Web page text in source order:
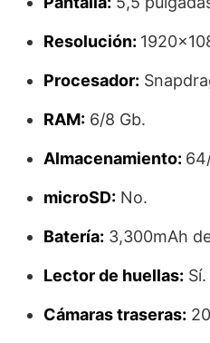
Resolución:
Procesador:
RAM: 6/8 Gb.
Almacenamiento:
microSD: No.
Batería: 3,300mAh
Lector de huellas: Sí.
Cámaras traseras: